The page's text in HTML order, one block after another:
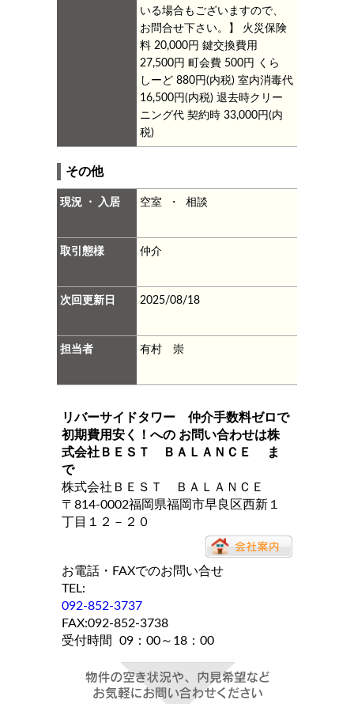
いる場合もございますので、
お問合せ下さい。】
火災保険
料 20,000円 鍵交換費用
27,500円 町会費 500円 くら
しーど 880円(内税) 室内消毒代
16,500円(内税) 退去時クリー
ニング代 契約時 33,000円(内
税)
その他
現況 ・ 入居 空室 ・ 相談
取引態様 仲介
次回更新日 2025/08/18
担当者 有村 崇
リバーサイドタワー 仲介手数料ゼロで
初期費用安く！
への お問い合わせは株
式会社ＢＥＳＴ ＢＡＬＡＮＣＥ
ま
で
株式会社ＢＥＳＴ ＢＡＬＡＮＣＥ
〒814-0002福岡県福岡市早良区西新１
丁目１２－２０
お電話・FAXでのお問い合せ
TEL:
092-852-3737
FAX:092-852-3738
受付時間
09：00～18：00